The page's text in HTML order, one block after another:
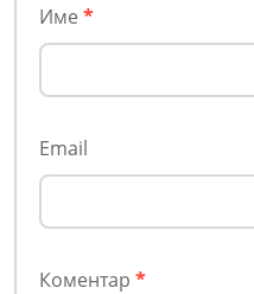
Име *
Email
Коментар *